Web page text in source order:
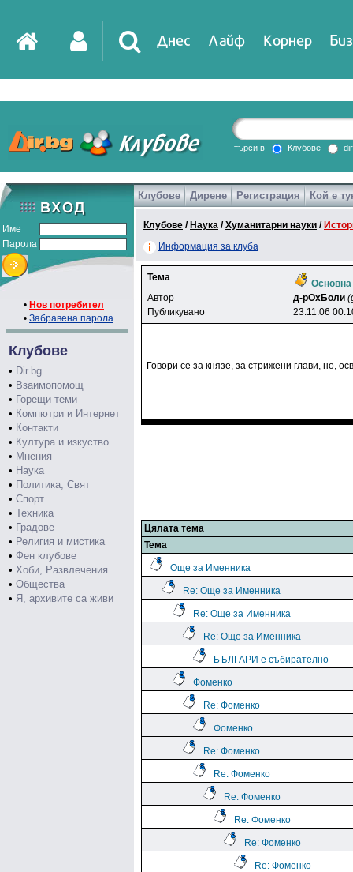
Днес Лайф Корнер
DirTV Impressio
Games
търси в Клубове
Име
Парола
• Нов потребител
• Забравена парола
Клубове
• Dir.bg
• Взаимопомощ
• Горещи теми
• Компютри и Интернет
• Контакти
• Култура и изкуство
• Мнения
• Наука
• Политика, Свят
• Спорт
• Техника
• Градове
• Религия и мистика
• Фен клубове
• Хоби, Развлечения
• Общества
• Я, архивите са живи
Клубове Дирене Регистрация Кой е
Клубове / Наука /Хуманитарни науки /
Информация за клуба
Тема
Основна
Автор
д-pOxБoли
Публикувано
23.11.06
Говори се за князе, за стрижени глави, но,
Цялата тема
Тема
Още за Именника
Re: Още за Именника
Re: Още за Именника
Re: Още за Именника
БЪЛГАРИ е събирателно
Фоменко
Re: Фоменко
Фоменко
Re: Фоменко
Re: Фоменко
Re: Фоменко
Re: Фоменко
Re: Фоменко
Re: Фоменко